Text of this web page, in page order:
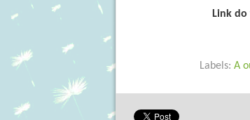
Link
Labels: A